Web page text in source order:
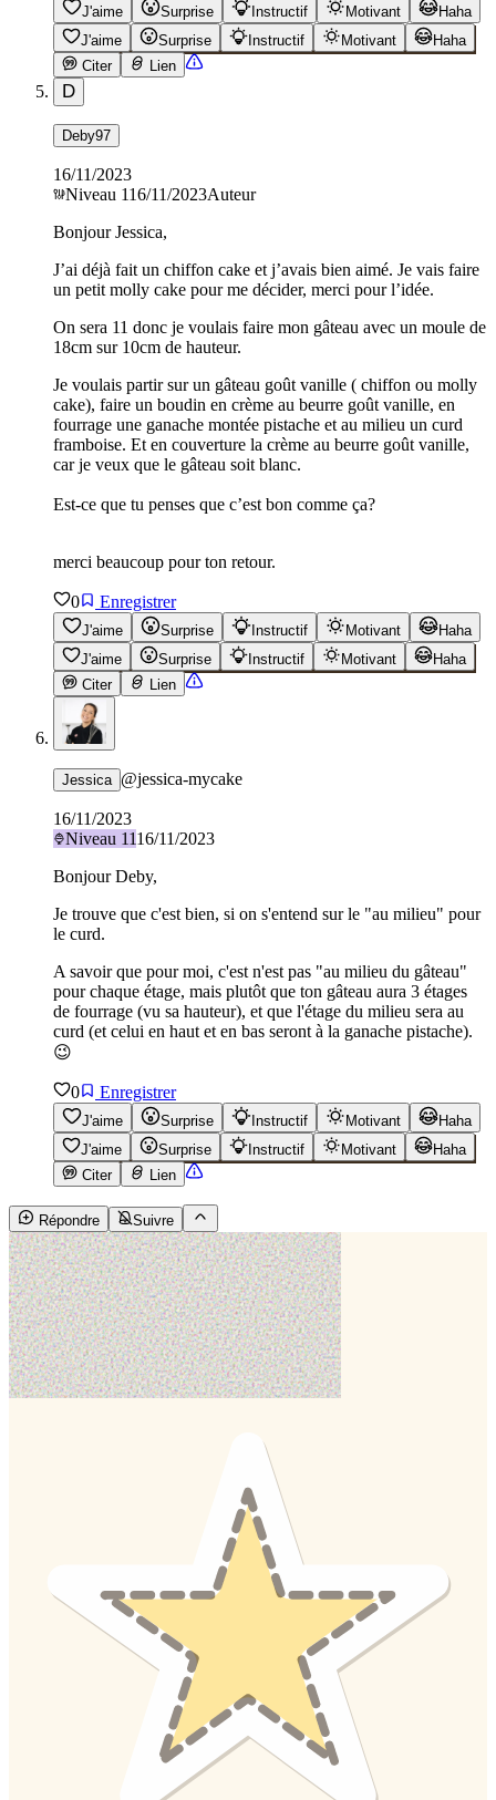
J'aime Surprise Instructif Motivant
Haha
J'aime
Surprise Instructif Motivant
Haha
Citer
Lien
D
Deby97
16/11/2023
Niveau 116/11/2023Auteur
Bonjour Jessica,
J’ai déjà fait un chiffon cake et j’avais bien aimé. Je vais faire
un petit molly cake pour me décider, merci pour l’idée.
On sera 11 donc je voulais faire mon gâteau avec un moule de
18cm sur 10cm de hauteur.
Je voulais partir sur un gâteau goût vanille ( chiffon ou molly
cake), faire un boudin en crème au beurre goût vanille, en
fourrage une ganache montée pistache et au milieu un curd
framboise. Et en couverture la crème au beurre goût vanille,
car je veux que le gâteau soit blanc.
Est-ce que tu penses que c’est bon comme ça?
merci beaucoup pour ton retour.
0 Enregistrer
J'aime Surprise Instructif Motivant
Haha
J'aime
Surprise Instructif Motivant
Haha
Citer
Lien
Jessica @jessica-mycake
16/11/2023
Niveau 1116/11/2023
Bonjour Deby,
Je trouve que c'est bien, si on s'entend sur le "au milieu" pour
le curd.
A savoir que pour moi, c'est n'est pas "au milieu du gâteau"
pour chaque étage, mais plutôt que ton gâteau aura 3 étages
de fourrage (vu sa hauteur), et que l'étage du milieu sera au
curd (et celui en haut et en bas seront à la ganache pistache).
😉
0 Enregistrer
J'aime Surprise Instructif Motivant
Haha
J'aime
Surprise Instructif Motivant
Haha
Citer
Lien
Répondre Suivre